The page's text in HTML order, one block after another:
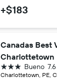
+$183
Canadas Best
Charlottetown
Charlottetown, PE,
7.6
Bueno
3 estrellas